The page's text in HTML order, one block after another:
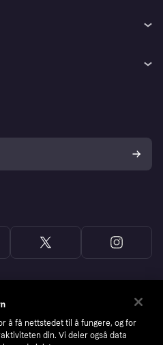
å få nettstedet til å fungere, og for
din. Vi deler også data